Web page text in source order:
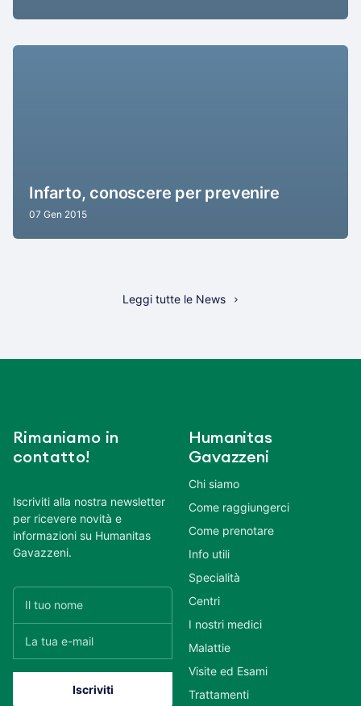
Infarto, conoscere per prevenire
07 Gen 2015
Leggi tutte le News
Rimaniamo in
contatto!
Iscriviti alla nostra newsletter
per ricevere novità e
informazioni su Humanitas
Gavazzeni.
Humanitas
Gavazzeni
Chi siamo
Come raggiungerci
Come prenotare
Info utili
Specialità
Centri
I nostri medici
Malattie
Visite ed Esami
Trattamenti